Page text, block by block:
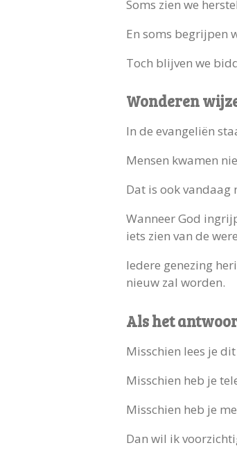
Soms zien we
En soms begrijpen
Toch blijven we
Wonderen
In de evangeliën
Mensen kwamen
Dat is ook vandaag
Wanneer God
iets zien van de
Iedere genezing
nieuw zal worden.
Als het
Misschien lees je
Misschien heb je
Misschien heb je
Dan wil ik